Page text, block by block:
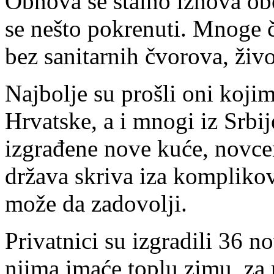
se nešto pokrenuti.
bez sanitarnih čvorova,
Najbolje su prošli oni
Hrvatske, a i mnogi iz
izgrađene nove kuće,
država skriva iza
može da zadovolji.
Privatnici su izgradili 36
njima imaće toplu zimu,